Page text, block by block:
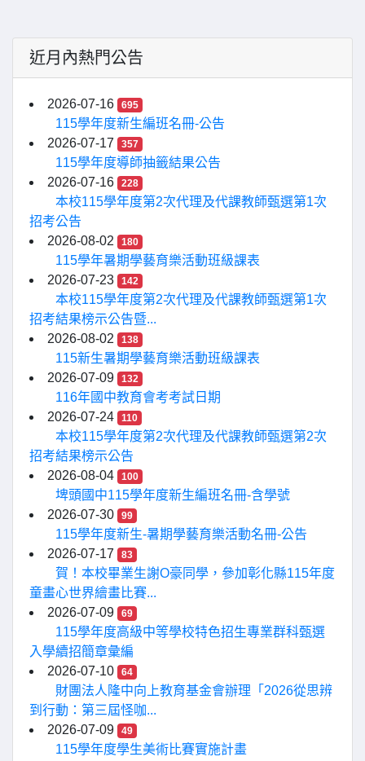
近月內熱門公告
2026-07-16 695
115學年度新生編班名冊-公告
2026-07-17
357
115學年度導師抽籤結果公告
2026-07-16
228
本校115學年度第2次代理及代課教師甄選第1次
招考公告
2026-08-02
180
115學年暑期學藝育樂活動班級課表
2026-07-23
142
本校115學年度第2次代理及代課教師甄選第1次
招考結果榜示公告暨...
2026-08-02
138
115新生暑期學藝育樂活動班級課表
2026-07-09
132
116年國中教育會考考試日期
2026-07-24
110
本校115學年度第2次代理及代課教師甄選第2次
招考結果榜示公告
2026-08-04
100
埤頭國中115學年度新生編班名冊-含學號
2026-07-30
99
115學年度新生-暑期學藝育樂活動名冊-公告
2026-07-17
83
賀！本校畢業生謝O豪同學，參加彰化縣115年度
童畫心世界繪畫比賽...
2026-07-09
69
115學年度高級中等學校特色招生專業群科甄選
入學續招簡章彙編
2026-07-10
64
財團法人隆中向上教育基金會辦理「2026從思辨
到行動：第三屆怪咖...
2026-07-09
49
115學年度學生美術比賽實施計畫